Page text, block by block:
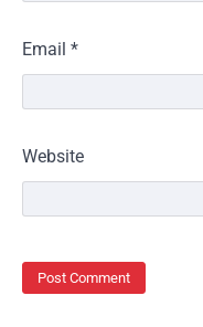
Email *
Website